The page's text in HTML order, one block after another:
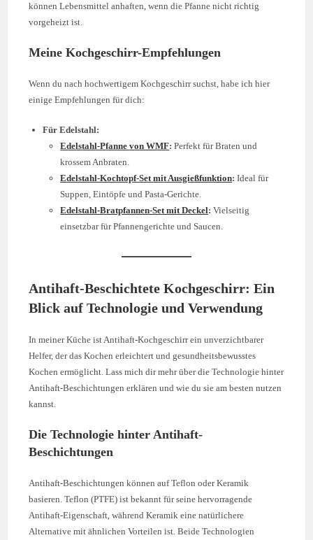
können Lebensmittel anhaften, wenn die Pfanne nicht richtig
vorgeheizt ist.
Meine Kochgeschirr-Empfehlungen
Wenn du nach hochwertigem Kochgeschirr suchst, habe ich hier
einige Empfehlungen für dich:
Für Edelstahl:
Edelstahl-Pfanne von WMF: Perfekt für Braten und
krossem Anbraten.
Edelstahl-Kochtopf-Set mit Ausgießfunktion: Ideal für
Suppen, Eintöpfe und Pasta-Gerichte.
Edelstahl-Bratpfannen-Set mit Deckel: Vielseitig
einsetzbar für Pfannengerichte und Saucen.
Antihaft-Beschichtete Kochgeschirr: Ein
Blick auf Technologie und Verwendung
In meiner Küche ist Antihaft-Kochgeschirr ein unverzichtbarer
Helfer, der das Kochen erleichtert und gesundheitsbewusstes
Kochen ermöglicht. Lass mich dir mehr über die Technologie hinter
Antihaft-Beschichtungen erklären und wie du sie am besten nutzen
kannst.
Die Technologie hinter Antihaft-
Beschichtungen
Antihaft-Beschichtungen können auf Teflon oder Keramik
basieren. Teflon (PTFE) ist bekannt für seine hervorragende
Antihaft-Eigenschaft, während Keramik eine natürlichere
Alternative mit ähnlichen Vorteilen ist. Beide Technologien